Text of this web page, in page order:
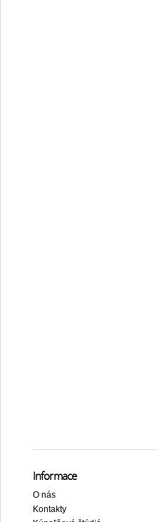
Informace
O nás
Kontakty